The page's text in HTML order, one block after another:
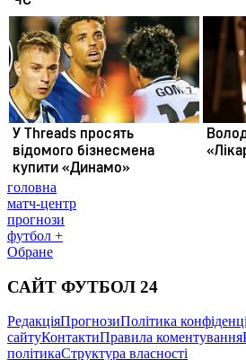
головна
матч-центр
прогнози
футбол +
Обране
САЙТ ФУТБОЛ 24
РедакціяПрогнозиПолітика
сайтуКонтактиПравила коментування
політикаСтруктура власності